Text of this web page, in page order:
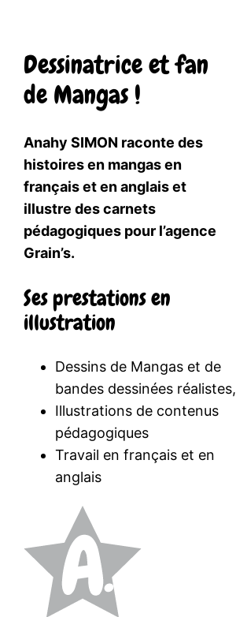
Dessinatrice et fan
de Mangas !
Anahy SIMON raconte des
histoires en mangas en
français et en anglais et
illustre des carnets
pédagogiques pour l’agence
Grain’s.
Ses prestations en
illustration
Dessins de Mangas et de
bandes dessinées réalistes,
Illustrations de contenus
pédagogiques
Travail en français et en
anglais